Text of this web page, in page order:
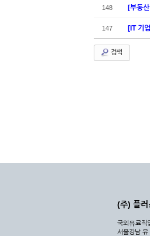
148 [부동
147 [IT 기
검색
(주) 플
국외유료직
서울강남